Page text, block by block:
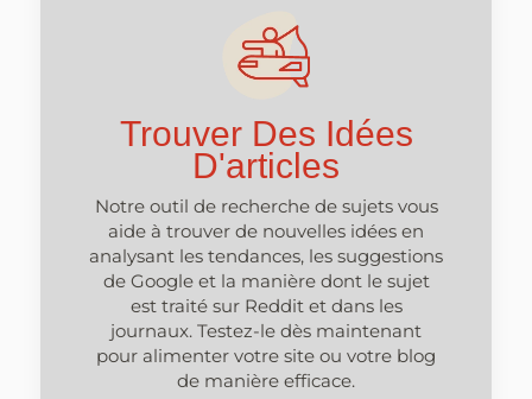
Trouver Des Idées
D'articles
Notre outil de recherche de sujets vous
aide à trouver de nouvelles idées en
analysant les tendances, les suggestions
de Google et la manière dont le sujet
est traité sur Reddit et dans les
journaux. Testez-le dès maintenant
pour alimenter votre site ou votre blog
de manière efficace.